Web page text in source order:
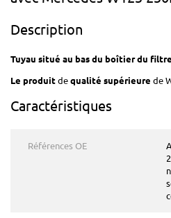
Description
Tuyau situé au bas du boîtier du
Le produitdequalité supérieure de
Caractéristiques
Références OE